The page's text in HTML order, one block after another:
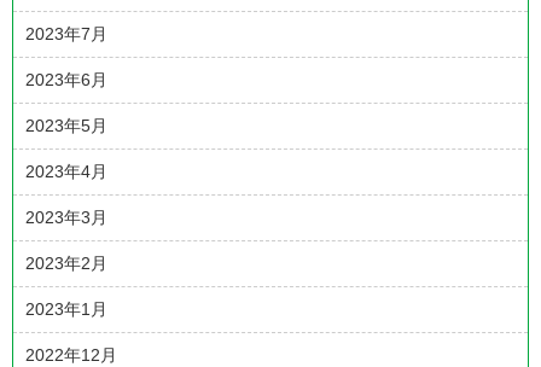
2023年7月
2023年6月
2023年5月
2023年4月
2023年3月
2023年2月
2023年1月
2022年12月